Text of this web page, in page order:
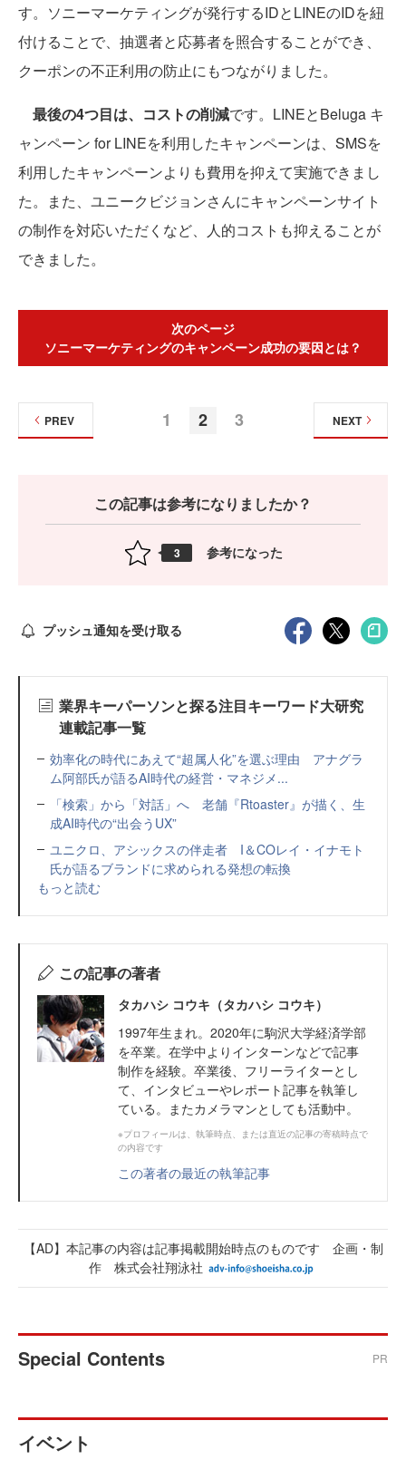
す。ソニーマーケティングが発行するIDとLINEのIDを紐
付けることで、抽選者と応募者を照合することができ、
クーポンの不正利用の防止にもつながりました。
最後の4つ目は、コストの削減です。LINEとBeluga キ
ャンペーン for LINEを利用したキャンペーンは、SMSを
利用したキャンペーンよりも費用を抑えて実施できまし
た。また、ユニークビジョンさんにキャンペーンサイト
の制作を対応いただくなど、人的コストも抑えることが
できました。
次のページ
ソニーマーケティングのキャンペーン成功の要因とは？
1 2 3
PREV NEXT
この記事は参考になりましたか？
3 参考になった
プッシュ通知を受け取る
業界キーパーソンと探る注目キーワード大研究
連載記事一覧
効率化の時代にあえて“超属人化”を選ぶ理由 アナグラ
ム阿部氏が語るAI時代の経営・マネジメ...
「検索」から「対話」へ 老舗『Rtoaster』が描く、生
成AI時代の“出会うUX”
ユニクロ、アシックスの伴走者 I＆COレイ・イナモト
氏が語るブランドに求められる発想の転換
もっと読む
この記事の著者
タカハシ コウキ（タカハシ コウキ）
1997年生まれ。2020年に駒沢大学経済学部
を卒業。在学中よりインターンなどで記事
制作を経験。卒業後、フリーライターとし
て、インタビューやレポート記事を執筆し
ている。またカメラマンとしても活動中。
※プロフィールは、執筆時点、または直近の記事の寄稿時点で
の内容です
この著者の最近の執筆記事
【AD】本記事の内容は記事掲載開始時点のものです 企画・制
作 株式会社翔泳社
Special Contents PR
イベント